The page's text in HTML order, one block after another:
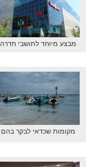
מבצע מיוחד לתושבי חדרה
מקומות שכדאי לבקר בהם